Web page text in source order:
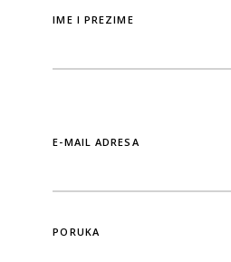
IME I PREZIME
E-MAIL ADRESA
PORUKA